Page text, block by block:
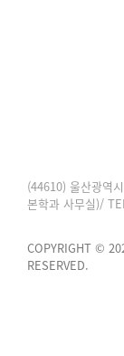
▷프랑스어·프랑
▷사회과학부
ㆍ행정학전공
물리BK 미래혁
미래기술혁신융
보육교사교육원
산학연협력선도
온라인 기술거래
울산대학교 총동
울산대학교병원
캠퍼스안전관리
(44610) 울산광역
본학과 사무실)/
COPYRIGHT ©
RESERVED.